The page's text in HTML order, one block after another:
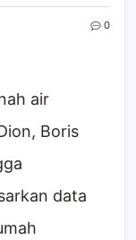
0
air
Boris
data